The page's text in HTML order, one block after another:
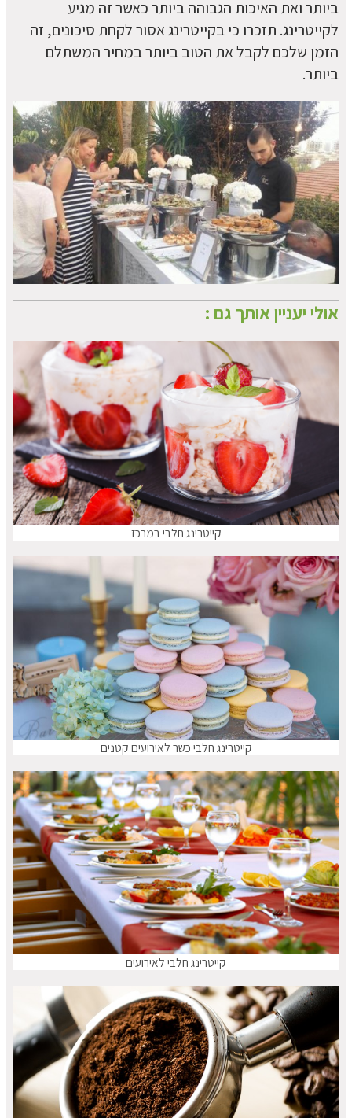
ביותר ואת האיכות הגבוהה ביותר כאשר זה מגיע
לקייטרינג. תזכרו כי בקייטרינג אסור לקחת סיכונים, זה
הזמן שלכם לקבל את הטוב ביותר במחיר המשתלם
ביותר.
אולי יעניין אותך גם :
קייטרינג חלבי במרכז
קייטרינג חלבי כשר לאירועים קטנים
קייטרינג חלבי לאירועים